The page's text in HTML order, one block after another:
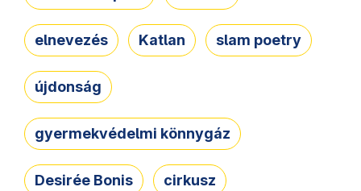
elnevezés Katlan slam poetry
újdonság
gyermekvédelmi könnygáz
Desirée Bonis cirkusz